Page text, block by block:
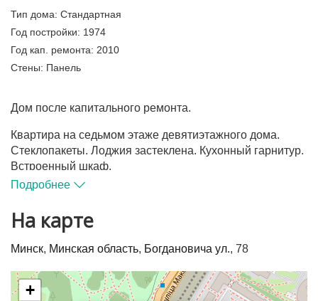
Тип дома: Стандартная
Год постройки: 1974
Год кап. ремонта: 2010
Стены: Панель
Дом после капитального ремонта.
Квартира на седьмом этаже девятиэтажного дома.
Стеклопакеты. Лоджия застеклена. Кухонный гарнитур.
Встроенный шкаф.
Дом расположен в месте с самой комфортной
образовательных учреждений: детские сады, гимназии
заведения, многочисленные супермаркеты, объекты
сервисного обслуживания и досуга, Комаровский
рынок.
Подробнее
На карте
Минск, Минская область, Богдановича ул., 78
+